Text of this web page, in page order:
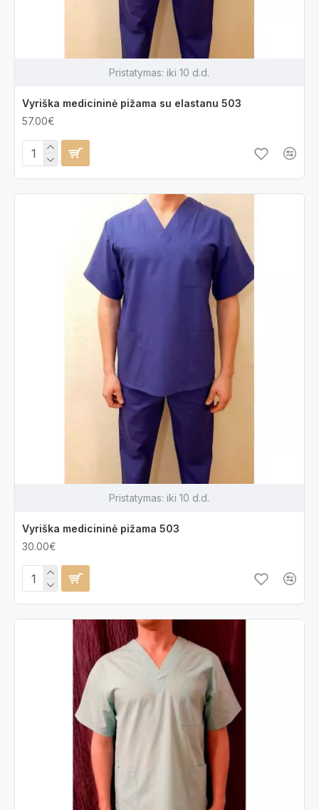
Pristatymas: iki 10 d.d.
Vyriška medicininė pižama su elastanu 503
57.00€
Pristatymas: iki 10 d.d.
Vyriška medicininė pižama 503
30.00€